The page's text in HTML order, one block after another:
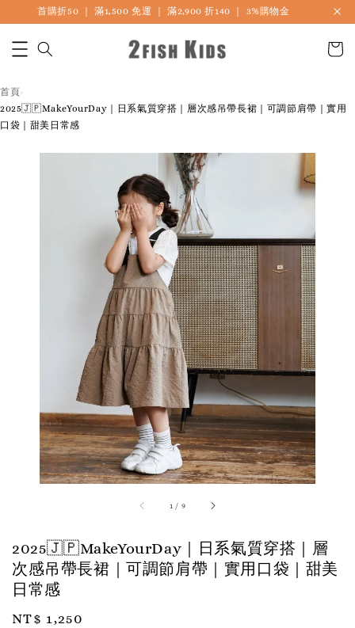
首購折50 ｜ 滿1,500 免運 ｜ 滿2,900 折140 ｜ 3%購物金
首頁›
2025🇯🇵MakeYourDay｜日系氣質穿搭｜層次感吊帶長裙｜可調節肩帶｜實用
口袋｜甜美日常感
1 / 9
2025🇯🇵MakeYourDay｜日系氣質穿搭｜層
次感吊帶長裙｜可調節肩帶｜實用口袋｜甜美
日常感
Regular
NT$ 1,250